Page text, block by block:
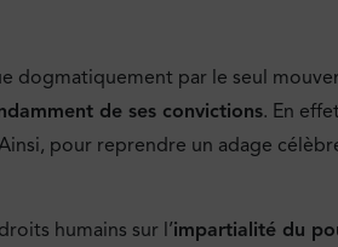
dogmatiquement par le seul
de ses convictions. En
pour reprendre un adage
humains sur l’impartialité du